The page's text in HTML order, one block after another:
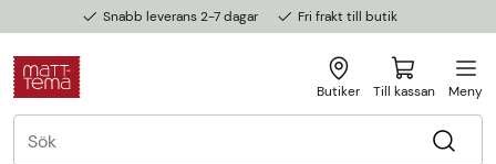
Snabb leverans 2-7 dagar Fri frakt till butik
Butiker Till kassan Meny